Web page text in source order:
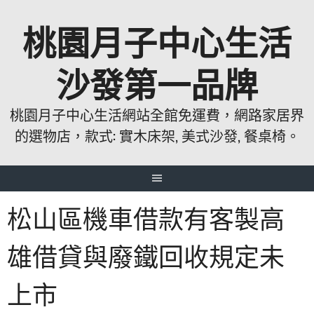
桃園月子中心生活
沙發第一品牌
桃園月子中心生活網站全館免運費，網路家居界
的選物店，款式: 實木床架, 美式沙發, 餐桌椅。
松山區機車借款有客製高
雄借貸與廢鐵回收規定未
上市